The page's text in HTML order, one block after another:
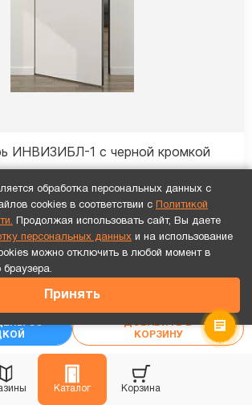
Каталог Корзина
за 10 минут по СМС или телефону!
КОРЗИНУ
ИНВИЗИБЛ-1 с черной кромкой
каждой дверибесплатно!
Рассчитать цену«под ключ»
обработка персональных данных с
cookies в соответствии с
Политикой
Продолжая использовать сайт, Вы даете
персональных данных и на использование
можно отключить в любой момент в
браузера.
Принять